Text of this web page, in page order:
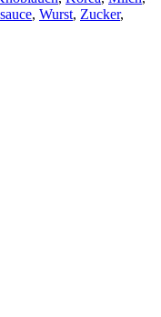
, Wurst, Zucker,